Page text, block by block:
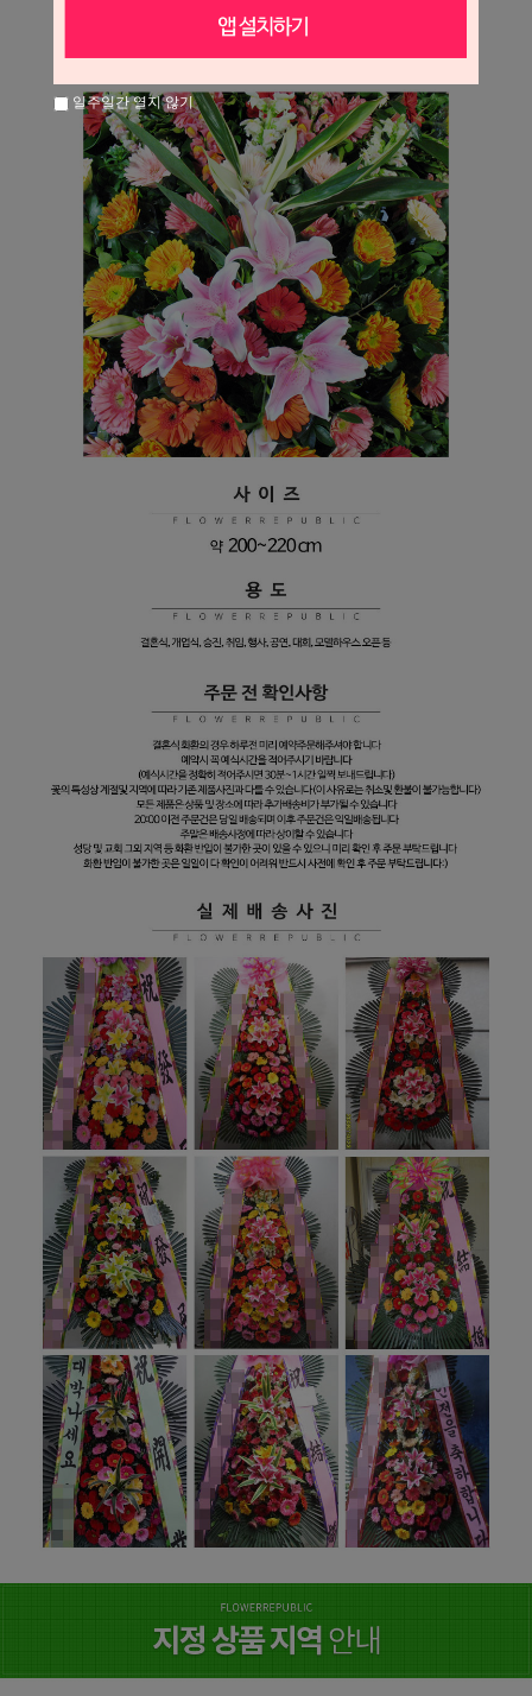
일주일간 열지 않기